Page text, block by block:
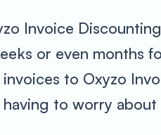
Invoice
or even months
to Oxyzo
to worry about